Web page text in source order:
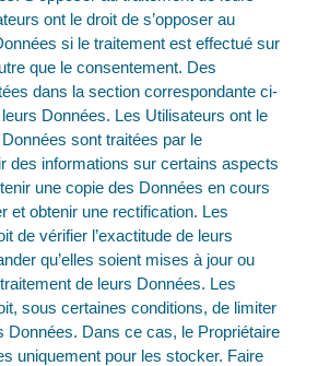
ont le droit de s’opposer au
si le traitement est effectué sur
que le consentement. Des
dans la section correspondante ci-
Données. Les Utilisateurs ont le
sont traitées par le
des informations sur certains aspects
une copie des Données en cours
et obtenir une rectification. Les
de vérifier l’exactitude de leurs
qu’elles soient mises à jour ou
de leurs Données. Les
sous certaines conditions, de limiter
Données. Dans ce cas, le Propriétaire
uniquement pour les stocker. Faire